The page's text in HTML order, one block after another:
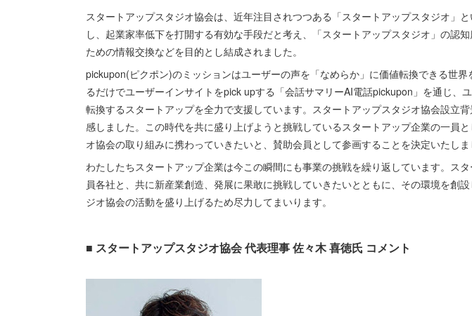
スタートアップスタジオ協会は、近年注目されつつある「スタートアップスタジオ」
し、起業家率低下を打開する有効な手段だと考え、「スタートアップスタジオ」の認
ための情報交換などを目的とし結成されました。
pickupon(ピクポン)のミッションはユーザーの声を「なめらか」に価値転換できる世
るだけでユーザーインサイトをpick upする「会話サマリーAI電話pickupon」を通じ、
転換するスタートアップを全力で支援しています。スタートアップスタジオ協会設立
感しました。この時代を共に盛り上げようと挑戦しているスタートアップ企業の一員
オ協会の取り組みに携わっていきたいと、賛助会員として参画することを決定いたしま
わたしたちスタートアップ企業は今この瞬間にも事業の挑戦を繰り返しています。ス
員各社と、共に新産業創造、発展に果敢に挑戦していきたいとともに、その環境を創
ジオ協会の活動を盛り上げるため尽力してまいります。
■ スタートアップスタジオ協会 代表理事 佐々木 喜徳氏 コメント